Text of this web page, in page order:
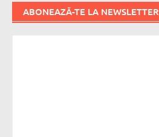
ABONEAZĂ-TE LA NEWSLETTER